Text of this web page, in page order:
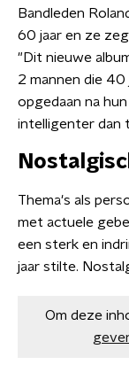
Bandleden
60 jaar en ze
"Dit nieuwe
2 mannen die 40
opgedaan na
intelligenter dan
Thema's als
met actuele
een sterk en
jaar stilte.
Om deze